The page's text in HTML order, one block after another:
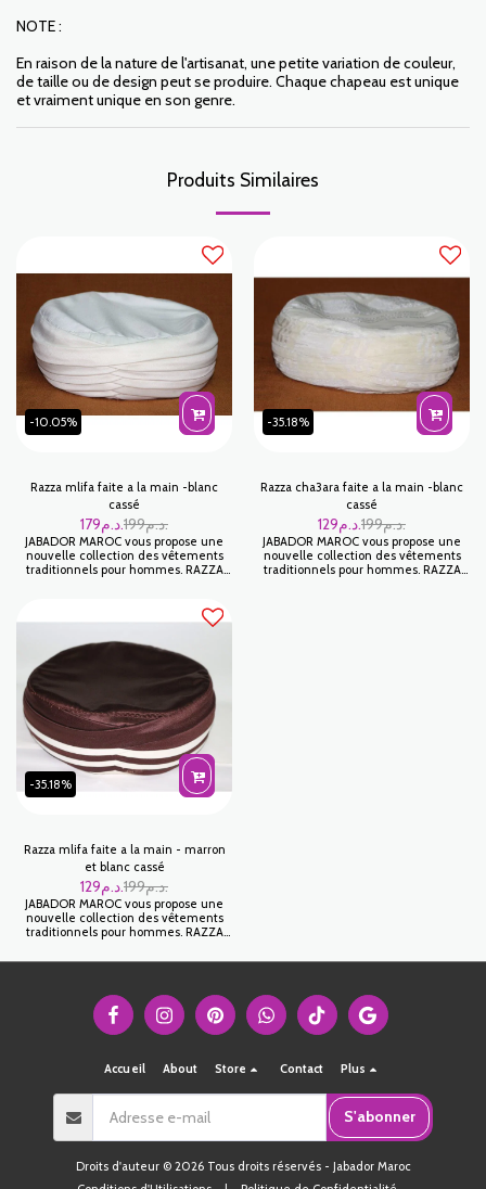
NOTE :
En raison de la nature de l'artisanat, une petite variation de couleur,
de taille ou de design peut se produire. Chaque chapeau est unique
et vraiment unique en son genre.
Produits Similaires
-10.05%
Razza mlifa faite a la main -blanc
cassé
199 د.م. 179 د.م.
JABADOR MAROC vous propose une
nouvelle collection des vêtements
traditionnels pour hommes. RAZZA
occasions familiales. Tissu MLIFA haut
de gamme .
-35.18%
Razza cha3ara faite a la main -blanc
cassé
199 د.م. 129 د.م.
JABADOR MAROC vous propose une
nouvelle collection des vêtements
traditionnels pour hommes. RAZZA
-35.18%
Razza mlifa faite a la main - marron
et blanc cassé
199 د.م. 129 د.م.
JABADOR MAROC vous propose une
nouvelle collection des vêtements
traditionnels pour hommes. RAZZA
idéal pour Ramadan ou pour fêter vos
Accueil About Store Contact Plus
S'abonner
Droits d'auteur © 2026 Tous droits réservés - Jabador Maroc